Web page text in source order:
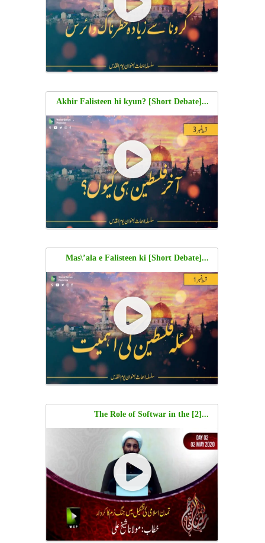
...[Short Debate] Akhir Falisteen hi kyun?
| H.I Sayyid Zair Abbas & Molana Shaykh
Ali
...[Short Debate] Mas\’ala e Falisteen ki
Ahmiyat | Molana Shaykh Ali & H.I
Sayyid Mesam Hamdani
...[2] The Role of Softwar in the
Formation of Islamic Civilization |
Moulana Shaykh Ali